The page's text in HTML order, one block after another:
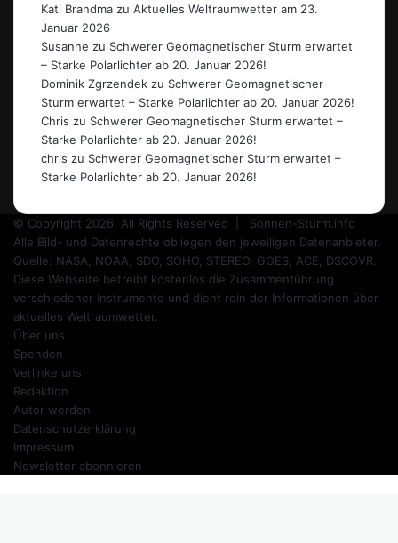
Kati Brandma zu Aktuelles Weltraumwetter am 23.
Januar 2026
Susanne zu Schwerer Geomagnetischer Sturm erwartet
– Starke Polarlichter ab 20. Januar 2026!
Dominik Zgrzendek zu Schwerer Geomagnetischer
Sturm erwartet – Starke Polarlichter ab 20. Januar 2026!
Chris zu Schwerer Geomagnetischer Sturm erwartet –
Starke Polarlichter ab 20. Januar 2026!
chris zu Schwerer Geomagnetischer Sturm erwartet –
Starke Polarlichter ab 20. Januar 2026!
© Copyright 2026, All Rights Reserved |
Sonnen-Sturm.info
Alle Bild- und Datenrechte obliegen den jeweiligen Datenanbieter.
Quelle: NASA, NOAA, SDO, SOHO, STEREO, GOES, ACE, DSCOVR.
Diese Webseite betreibt kostenlos die Zusammenführung
verschiedener Instrumente und dient rein der Informationen über
aktuelles Weltraumwetter.
Über uns
Spenden
Verlinke uns
Redaktion
Autor werden
Datenschutzerklärung
Impressum
Newsletter abonnieren